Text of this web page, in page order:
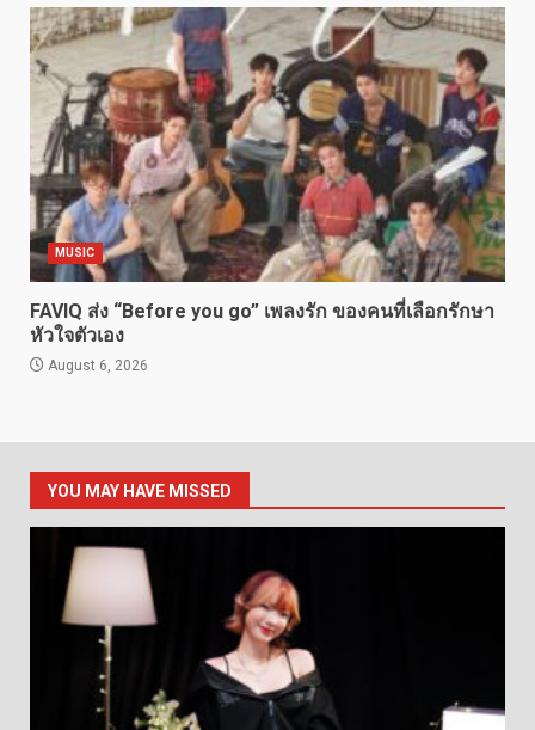
MUSIC
FAVIQ ส่ง “Before you go” เพลงรัก ของคนที่เลือกรักษา
หัวใจตัวเอง
August 6, 2026
YOU MAY HAVE MISSED